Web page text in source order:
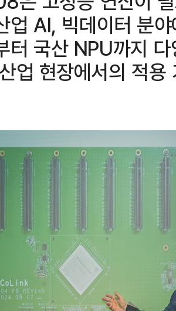
업 AI, 빅데이터 분
터 국산 NPU까지
업 현장에서의 적